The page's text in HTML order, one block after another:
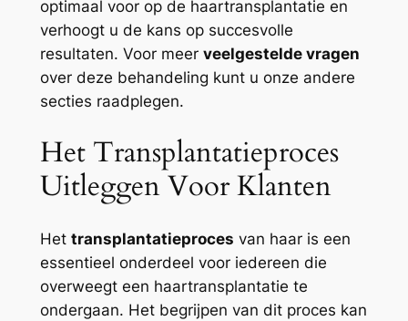
optimaal voor op de haartransplantatie en
verhoogt u de kans op succesvolle
resultaten. Voor meer veelgestelde vragen
over deze behandeling kunt u onze andere
secties raadplegen.
Het Transplantatieproces
Uitleggen Voor Klanten
Het transplantatieproces van haar is een
essentieel onderdeel voor iedereen die
overweegt een haartransplantatie te
ondergaan. Het begrijpen van dit proces kan